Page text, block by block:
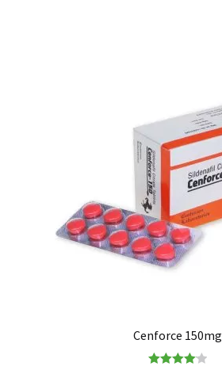
Cenforce 150mg